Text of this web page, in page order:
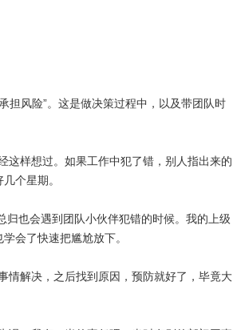
担风险”。这是做决策过程中，以及带团队时
这样想过。如果工作中犯了错，别人指出来的
个星期。
也会遇到团队小伙伴犯错的时候。我的上级
会了快速把尴尬放下。
情解决，之后找到原因，预防就好了，毕竟大